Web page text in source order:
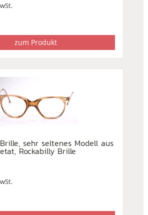
zum Produkt
sehr seltenes Modell aus
Rockabilly Brille